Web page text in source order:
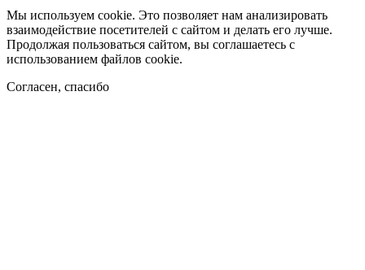
Мы используем cookie. Это позволяет нам анализировать
взаимодействие посетителей с сайтом и делать его лучше.
Продолжая пользоваться сайтом, вы соглашаетесь с
использованием файлов cookie.
Согласен, спасибо